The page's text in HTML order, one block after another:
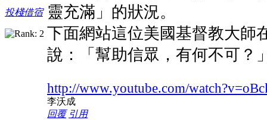
投棧借宿 靈充滿」的狀況。
下面網站這位美國基督教大師
說：「幫助信眾，有何不可？
http://www.youtube.com/
李沃成
回覆 引用